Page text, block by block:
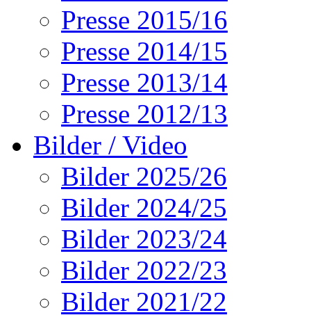
Presse 2015/16
Presse 2014/15
Presse 2013/14
Presse 2012/13
Bilder / Video
Bilder 2025/26
Bilder 2024/25
Bilder 2023/24
Bilder 2022/23
Bilder 2021/22